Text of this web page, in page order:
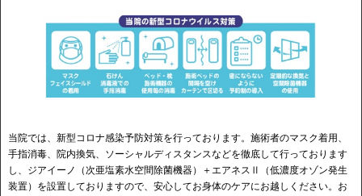
当院では、新型コロナ感染予防対策を行っております。施術者のマスク着用、
手指消毒、院内換気、ソーシャルディスタンスなどを徹底して行っております
し、ジアイーノ（次亜塩素水空間除菌機器）＋エアネスⅡ（低濃度オゾン発生
装置）を設置しておりますので、安心してお身体のケアにお越しください。お